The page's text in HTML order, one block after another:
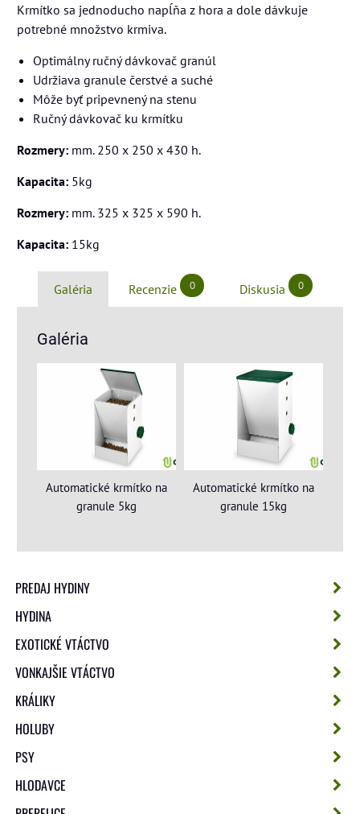
Krmítko sa jednoducho napĺňa z hora a dole dávkuje
potrebné množstvo krmiva.
Optimálny ručný dávkovač granúl
Udržiava granule čerstvé a suché
Môže byť pripevnený na stenu
Ručný dávkovač ku krmítku
Rozmery: mm. 250 x 250 x 430 h.
Kapacita: 5kg
Rozmery: mm. 325 x 325 x 590 h.
Kapacita: 15kg
Galéria Recenzie 0 Diskusia 0
Galéria
Automatické krmítko na
granule 5kg
Automatické krmítko na
granule 15kg
PREDAJ HYDINY
HYDINA
EXOTICKÉ VTÁCTVO
VONKAJŠIE VTÁCTVO
KRÁLIKY
HOLUBY
PSY
HLODAVCE